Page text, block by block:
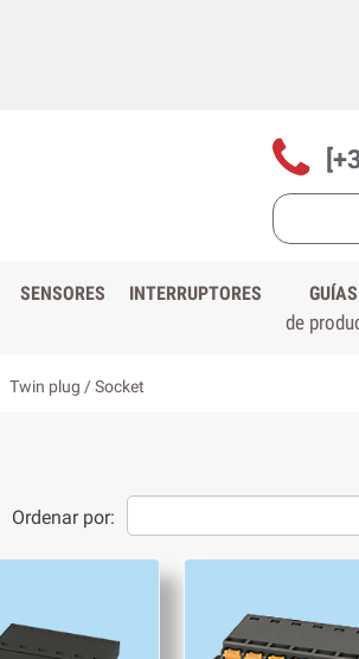
SENSORES INTERRUPTORES GUÍAS
de
Twin plug / Socket
Ordenar por: